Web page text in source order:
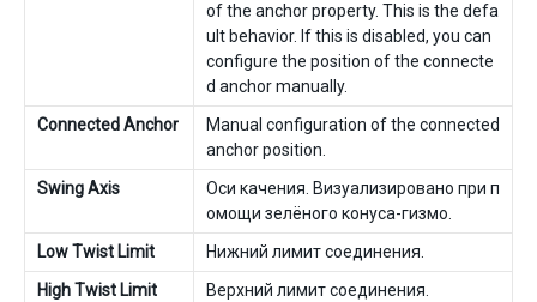
of the anchor property. This is the defa
ult behavior. If this is disabled, you can
configure the position of the connecte
d anchor manually.
Connected Anchor
Manual configuration of the connected
anchor position.
Swing Axis
Оси качения. Визуализировано при п
омощи зелёного конуса-гизмо.
Low Twist Limit
Нижний лимит соединения.
High Twist Limit
Верхний лимит соединения.